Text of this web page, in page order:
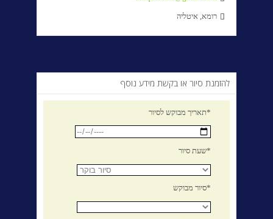
 רומא, איטליה
להזמנת סיור או בקשת מידע נוסף
תאריך מבוקש לסיור*
שעת סיור*
סיור מבוקש*